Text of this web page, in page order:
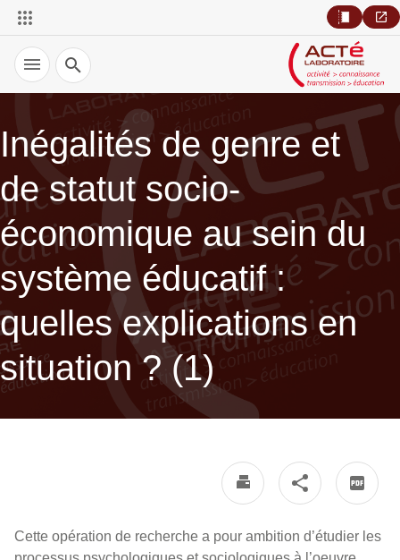
Recherche
Inégalités de genre et
de statut socio-
économique au sein du
système éducatif :
quelles explications en
situation ? (1)
Cette opération de recherche a pour ambition d’étudier les